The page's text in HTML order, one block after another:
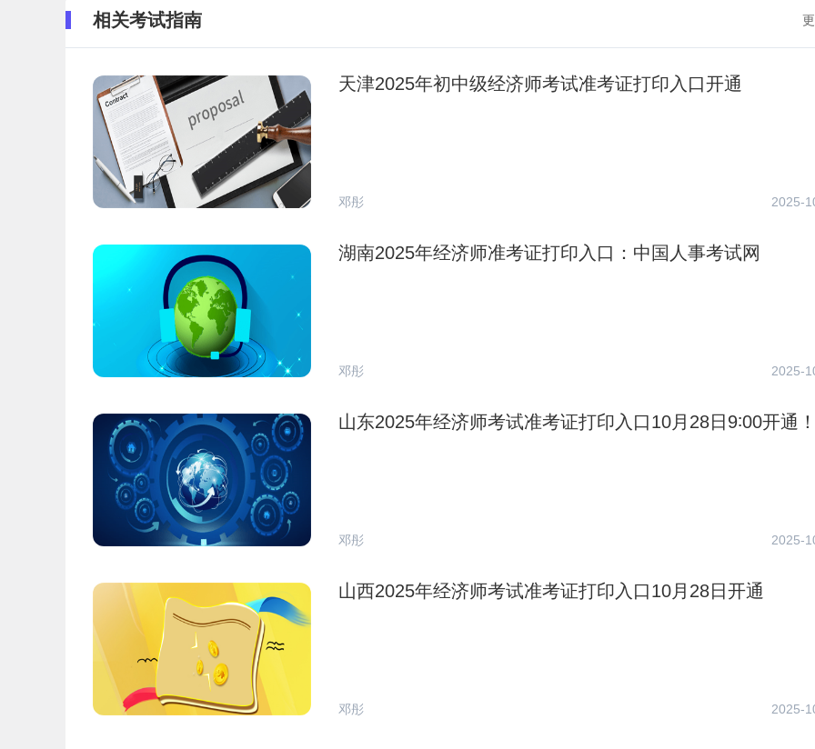
相关考试指南
天津2025年初中级经济师考试准考证打印入口开通
邓彤 2025-
湖南2025年经济师准考证打印入口：中国人事考试网
邓彤 2025-
山东2025年经济师考试准考证打印入口10月28日9∶00开通！
邓彤 2025-
山西2025年经济师考试准考证打印入口10月28日开通
邓彤 2025-